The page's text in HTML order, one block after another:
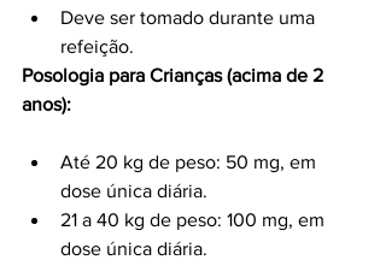
Deve ser tomado durante uma
refeição.
Posologia para Crianças (acima de 2
anos):
Até 20 kg de peso: 50 mg, em
dose única diária.
21 a 40 kg de peso: 100 mg, em
dose única diária.